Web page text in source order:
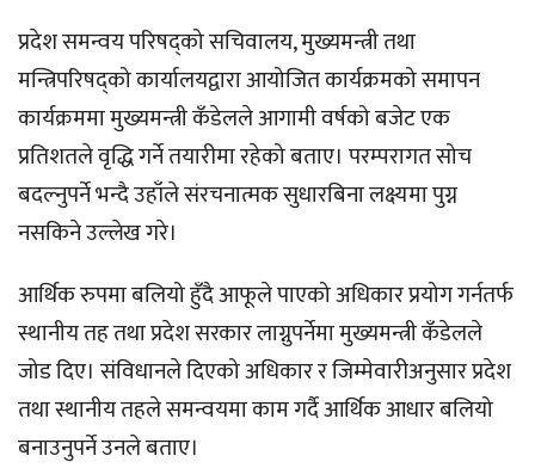
प्रदेश समन्वय परिषद्को सचिवालय, मुख्यमन्त्री तथा
मन्त्रिपरिषद्को कार्यालयद्वारा आयोजित कार्यक्रमको समापन
कार्यक्रममा मुख्यमन्त्री कँडेलले आगामी वर्षको बजेट एक
प्रतिशतले वृद्धि गर्ने तयारीमा रहेको बताए। परम्परागत सोच
बदल्नुपर्ने भन्दै उहाँले संरचनात्मक सुधारबिना लक्ष्यमा पुग्न
नसकिने उल्लेख गरे।
आर्थिक रुपमा बलियो हुँदै आफूले पाएको अधिकार प्रयोग गर्नतर्फ
स्थानीय तह तथा प्रदेश सरकार लाग्नुपर्नेमा मुख्यमन्त्री कँडेलले
जोड दिए। संविधानले दिएको अधिकार र जिम्मेवारीअनुसार प्रदेश
तथा स्थानीय तहले समन्वयमा काम गर्दै आर्थिक आधार बलियो
बनाउनुपर्ने उनले बताए।